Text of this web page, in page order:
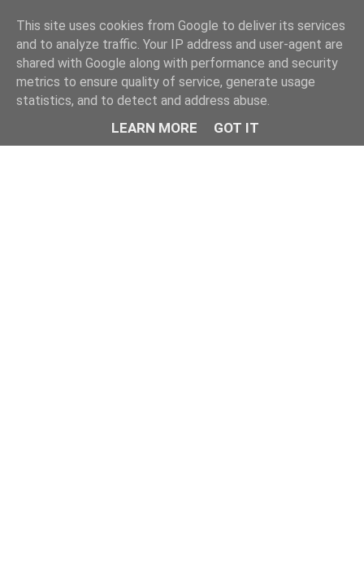
This site uses cookies from Google to deliver its services
and to analyze traffic. Your IP address and user-agent are
shared with Google along with performance and security
metrics to ensure quality of service, generate usage
statistics, and to detect and address abuse.
LEARN MORE GOT IT